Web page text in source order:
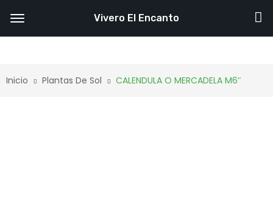
Inicio Plantas De Sol CALENDULA O MERCADELA M6″
Vivero El Encanto